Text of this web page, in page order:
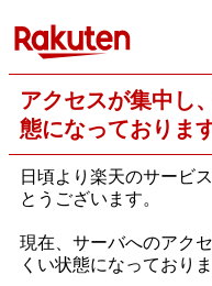
アクセスが集中し
態になっておりま
日頃より楽天のサービ
とうございます。
現在、サーバへのアク
くい状態になっておりま